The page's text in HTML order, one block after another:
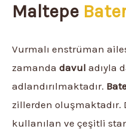
Maltepe
Vurmalı enstrüman
zamanda davul adıyla
adlandırılmaktadır.
zillerden
kullanılan ve çeşitli